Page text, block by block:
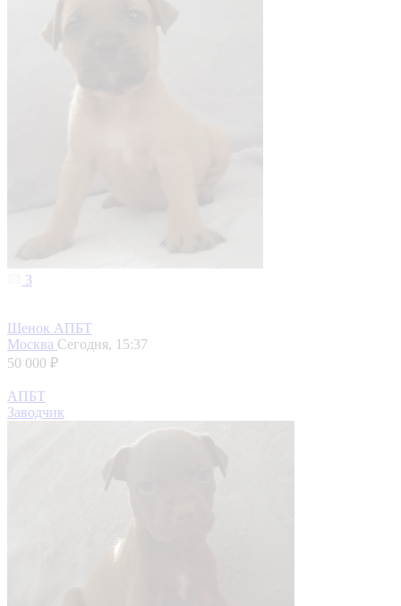
3
Щенок АПБТ
Москва Сегодня, 15:37
50 000 ₽
АПБТ
Заводчик